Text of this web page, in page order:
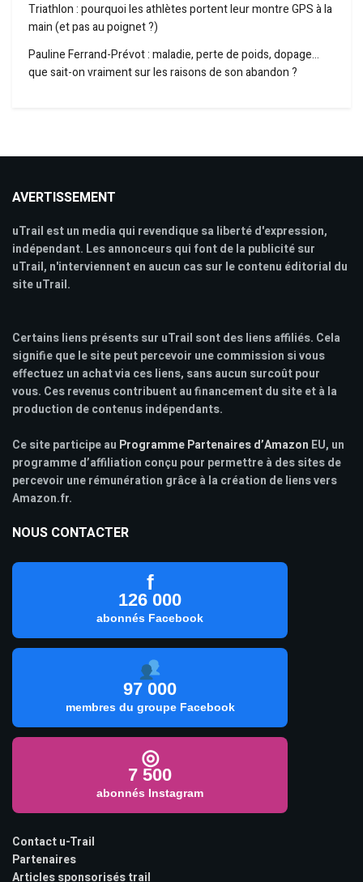
Triathlon : pourquoi les athlètes portent leur montre GPS à la
main (et pas au poignet ?)
Pauline Ferrand-Prévot : maladie, perte de poids, dopage…
que sait-on vraiment sur les raisons de son abandon ?
AVERTISSEMENT
uTrail est un media qui revendique sa liberté d'expression,
indépendant. Les annonceurs qui font de la publicité sur
uTrail, n'interviennent en aucun cas sur le contenu éditorial du
site uTrail.
Certains liens présents sur uTrail sont des liens affiliés. Cela
signifie que le site peut percevoir une commission si vous
effectuez un achat via ces liens, sans aucun surcoût pour
vous. Ces revenus contribuent au financement du site et à la
production de contenus indépendants.
Ce site participe au Programme Partenaires d’Amazon EU, un
programme d’affiliation conçu pour permettre à des sites de
percevoir une rémunération grâce à la création de liens vers
Amazon.fr.
NOUS CONTACTER
f
126 000
abonnés Facebook
97 000
membres du groupe Facebook
◎
7 500
abonnés Instagram
Contact u-Trail
Partenaires
Articles sponsorisés trail